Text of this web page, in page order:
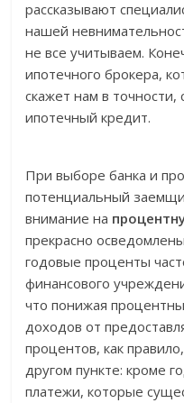
рассказывают
нашей
не все учитываем.
ипотечного брокера,
скажет нам в точности,
ипотечный кредит.
При выборе банка и
потенциальный
внимание на
прекрасно
годовые проценты
финансового
что понижая
доходов от
процентов, как
другом пункте: кроме
платежи, которые